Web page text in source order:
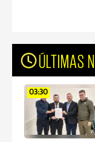
ÚLTIMAS
03:30